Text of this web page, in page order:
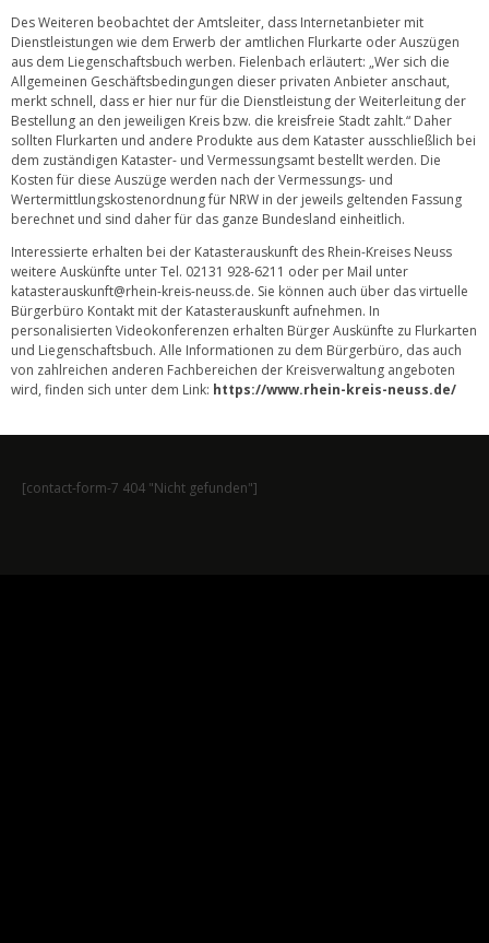
Des Weiteren beobachtet der Amtsleiter, dass Internetanbieter mit
Dienstleistungen wie dem Erwerb der amtlichen Flurkarte oder Auszügen
aus dem Liegenschaftsbuch werben. Fielenbach erläutert: „Wer sich die
Allgemeinen Geschäftsbedingungen dieser privaten Anbieter anschaut,
merkt schnell, dass er hier nur für die Dienstleistung der Weiterleitung der
Bestellung an den jeweiligen Kreis bzw. die kreisfreie Stadt zahlt.“ Daher
sollten Flurkarten und andere Produkte aus dem Kataster ausschließlich bei
dem zuständigen Kataster- und Vermessungsamt bestellt werden. Die
Kosten für diese Auszüge werden nach der Vermessungs- und
Wertermittlungskostenordnung für NRW in der jeweils geltenden Fassung
berechnet und sind daher für das ganze Bundesland einheitlich.
Interessierte erhalten bei der Katasterauskunft des Rhein-Kreises Neuss
weitere Auskünfte unter Tel. 02131 928-6211 oder per Mail unter
katasterauskunft@rhein-kreis-neuss.de. Sie können auch über das virtuelle
Bürgerbüro Kontakt mit der Katasterauskunft aufnehmen. In
personalisierten Videokonferenzen erhalten Bürger Auskünfte zu Flurkarten
und Liegenschaftsbuch. Alle Informationen zu dem Bürgerbüro, das auch
von zahlreichen anderen Fachbereichen der Kreisverwaltung angeboten
wird, finden sich unter dem Link: https://www.rhein-kreis-neuss.de/
[contact-form-7 404 "Nicht gefunden"]